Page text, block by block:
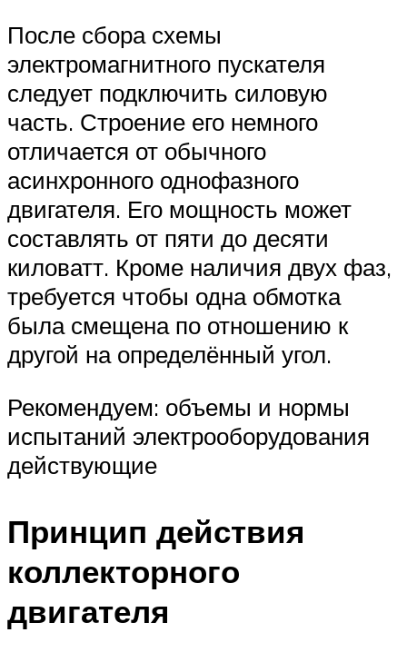
После сбора схемы
электромагнитного пускателя
следует подключить силовую
часть. Строение его немного
отличается от обычного
асинхронного однофазного
двигателя. Его мощность может
составлять от пяти до десяти
киловатт. Кроме наличия двух фаз,
требуется чтобы одна обмотка
была смещена по отношению к
другой на определённый угол.
Рекомендуем: объемы и нормы
испытаний электрооборудования
действующие
Принцип действия
коллекторного
двигателя